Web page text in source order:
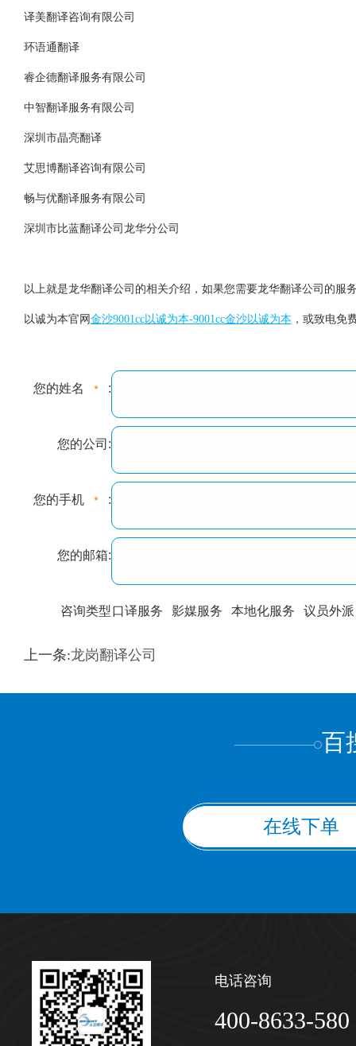
译美翻译咨询有限公司
环语通翻译
睿企德翻译服务有限公司
中智翻译服务有限公司
深圳市晶亮翻译
艾思博翻译咨询有限公司
畅与优翻译服务有限公司
深圳市比蓝翻译公司龙华分公司
以上就是龙华翻译公司的相关介绍，如果您需要龙华翻译公司的服
以诚为本官网 金沙9001cc以诚为本-9001cc金沙以诚为本 ，或致电免
您的姓名 :
您的公司:
您的手机 :
您的邮箱:
咨询类型口译服务 影媒服务 本地化服务 议员外派
训翻译
上一条:龙岗翻译公司
百
在线下单
电话咨询
400-8633-580